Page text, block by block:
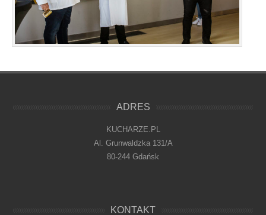
ADRES
KUCHARZE.PL
Al. Grunwaldzka 131/A
80-244 Gdańsk
KONTAKT